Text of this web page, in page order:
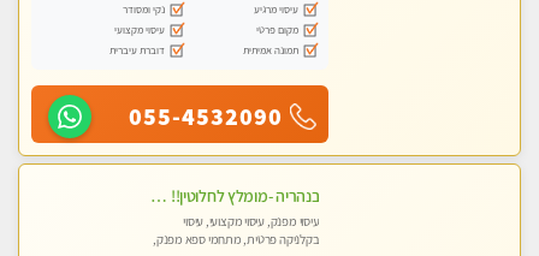
עיסוי מרגיע
נקי ומסודר
מקום פרטי
עיסוי מקצועי
תמונה אמיתית
דוברת עיברית
055-4532090
בנהריה -מומלץ לחלוטין!! מעסה יפה איכותית מקצועית ומפנקת מאוד פרטי מומלץ בחום
עיסוי מפנק, עיסוי מקצועי, עיסוי
בקלניקה פרטית, מתחמי ספא מפנק,